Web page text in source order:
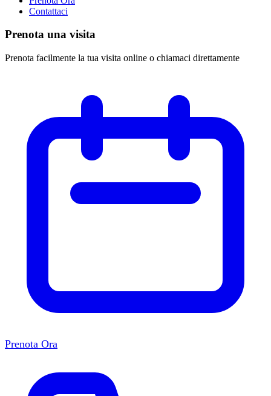
Contattaci
Prenota una visita
Prenota facilmente la tua visita online o chiamaci direttamente
Prenota Ora